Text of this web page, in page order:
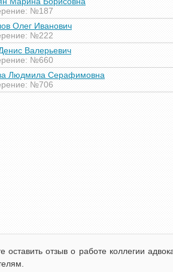
№187
Олег Иванович
№222
Валерьевич
№660
Людмила Серафимовна
№706
оставить отзыв о работе коллегии